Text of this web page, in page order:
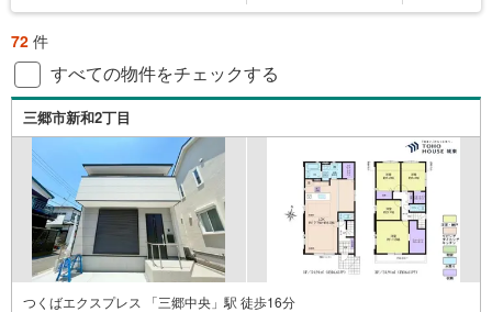
72 件
すべての物件をチェックする
三郷市新和2丁目
つくばエクスプレス 「三郷中央」駅 徒歩16分